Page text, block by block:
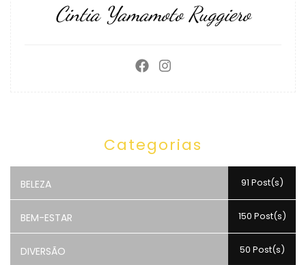
Cintia Yamamoto Ruggiero
Categorias
BELEZA 91 Post(s)
BEM-ESTAR 150 Post(s)
DIVERSÃO 50 Post(s)